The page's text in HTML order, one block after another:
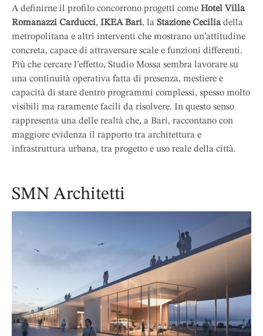
A definirne il profilo concorrono progetti come Hotel Villa
Romanazzi Carducci, IKEA Bari, la Stazione Ceciliadella
metropolitana e altri interventi che mostrano un’attitudine
concreta, capace di attraversare scale e funzioni differenti.
Più che cercare l’effetto, Studio Mossa sembra lavorare su
una continuità operativa fatta di presenza, mestiere e
capacità di stare dentro programmi complessi, spesso molto
visibili ma raramente facili da risolvere. In questo senso
rappresenta una delle realtà che, a Bari, raccontano con
maggiore evidenza il rapporto tra architettura e
infrastruttura urbana, tra progetto e uso reale della città.
SMN Architetti